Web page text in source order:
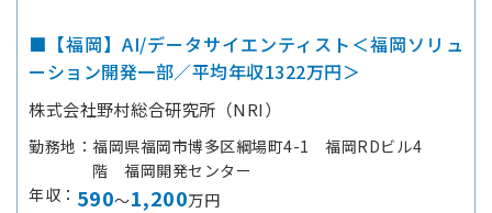
■【福岡】AI/データサイエンティスト＜福岡ソリュ
ーション開発一部／平均年収1322万円＞
株式会社野村総合研究所（NRI）
勤務地
福岡県福岡市博多区綱場町4-1 福岡RDビル4
階 福岡開発センター
年収
590～1,200万円